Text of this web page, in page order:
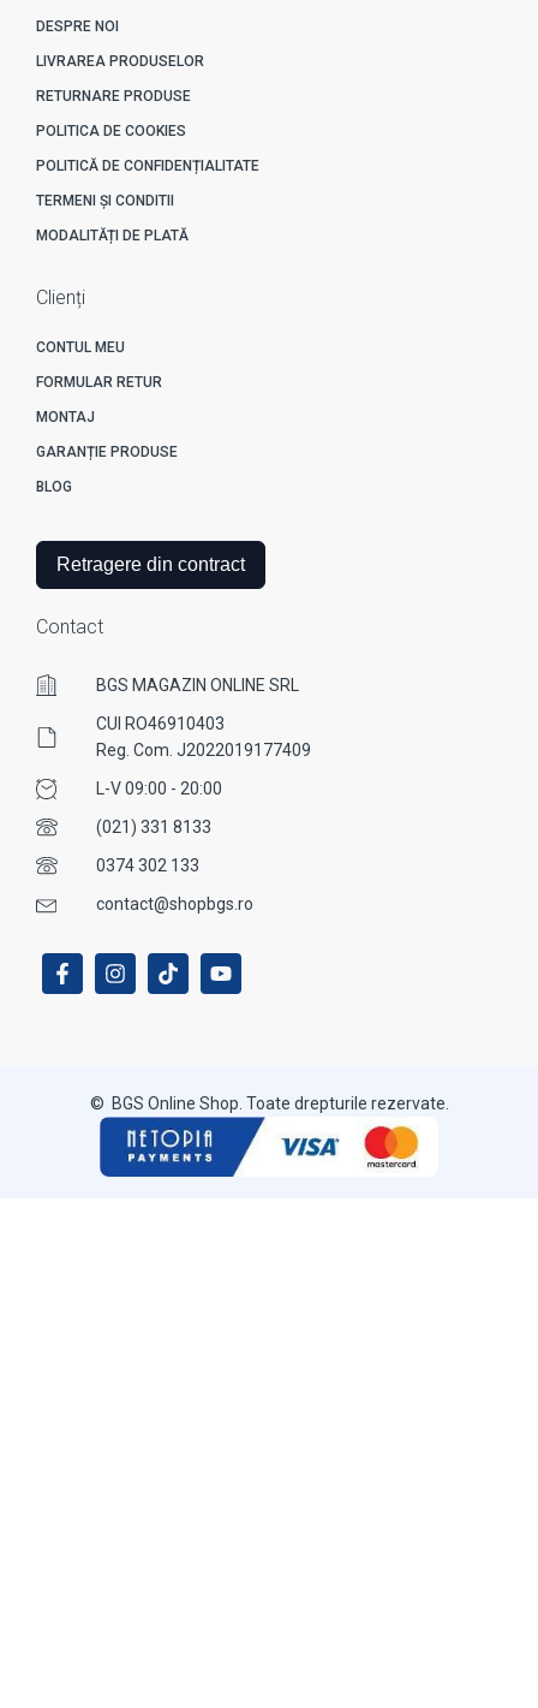
DESPRE NOI
LIVRAREA PRODUSELOR
RETURNARE PRODUSE
POLITICA DE COOKIES
POLITICĂ DE CONFIDENȚIALITATE
TERMENI ȘI CONDITII
MODALITĂȚI DE PLATĂ
Clienți
CONTUL MEU
FORMULAR RETUR
MONTAJ
GARANȚIE PRODUSE
BLOG
Retragere din contract
Contact
BGS MAGAZIN ONLINE SRL
CUI RO46910403
Reg. Com. J2022019177409
L-V 09:00 - 20:00
(021) 331 8133
0374 302 133
contact@shopbgs.ro
© BGS Online Shop. Toate drepturile rezervate.